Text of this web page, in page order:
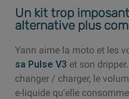
Un kit trop
alternative plus
Yann aime la moto et les
sa Pulse V3 et son
changer / charger, le
e-liquide qu'elle